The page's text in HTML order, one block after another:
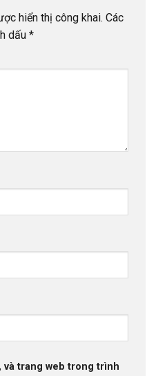
hiển thị công khai. Các
dấu *
và trang web trong trình